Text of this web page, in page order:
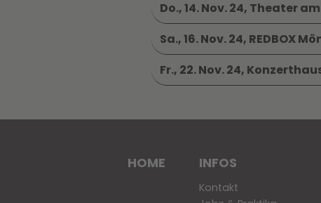
Do., 14. Nov. 24, Theater
Sa., 16. Nov. 24, REDBOX
Fr., 22. Nov. 24,
HOME INFOS
Kontakt